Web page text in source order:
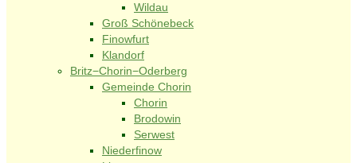
Wildau
Groß Schönebeck
Finowfurt
Klandorf
Britz−Chorin−Oderberg
Gemeinde Chorin
Chorin
Brodowin
Serwest
Niederfinow